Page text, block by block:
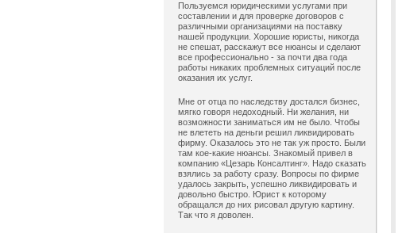
Пользуемся юридическими услугами при
составлении и для проверке договоров с
различными организациями на поставку
нашей продукции. Хорошие юристы, никогда
не спешат, расскажут все нюансы и сделают
все профессионально - за почти два года
работы никаких проблемных ситуаций после
оказания их услуг.
Мне от отца по наследству достался бизнес,
мягко говоря недоходный. Ни желания, ни
возможности заниматься им не было. Чтобы
не влететь на деньги решил ликвидировать
фирму. Оказалось это не так уж просто. Были
там кое-какие нюансы. Знакомый привел в
компанию «Цезарь Консалтинг». Надо сказать
взялись за работу сразу. Вопросы по фирме
удалось закрыть, успешно ликвидировать и
довольно быстро. Юрист к которому
обращался до них рисовал другую картину.
Так что я доволен.